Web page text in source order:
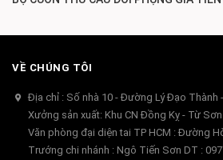
VỀ CHÚNG TÔI
Địa chỉ : Số nhà 10 - Đường Lý Đạo Thành
Xưởng sản xuất: Khu CN Đồng Kỵ - Từ
Văn phòng đại diện tai TP HCM : Đường
Trướng chi nhánh : Ngô Tiến Sơn DT :